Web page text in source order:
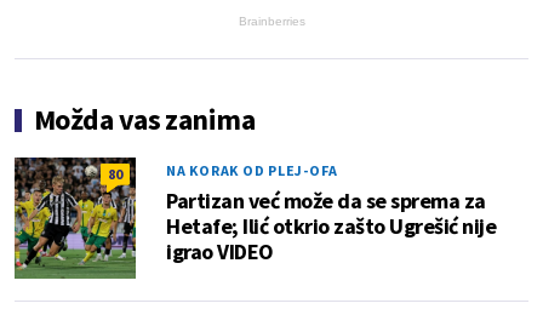
Brainberries
Možda vas zanima
80 NA KORAK OD PLEJ-OFA
Partizan već može da se sprema za
Hetafe; Ilić otkrio zašto Ugrešić nije
igrao VIDEO